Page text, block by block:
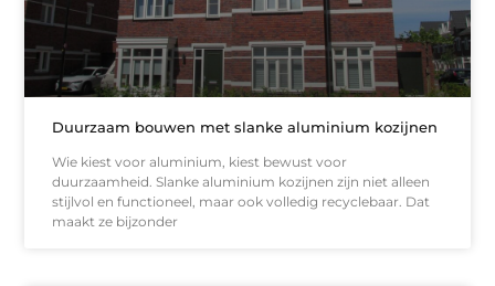
Duurzaam bouwen met slanke aluminium kozijnen
Wie kiest voor aluminium, kiest bewust voor
duurzaamheid. Slanke aluminium kozijnen zijn niet alleen
stijlvol en functioneel, maar ook volledig recyclebaar. Dat
maakt ze bijzonder